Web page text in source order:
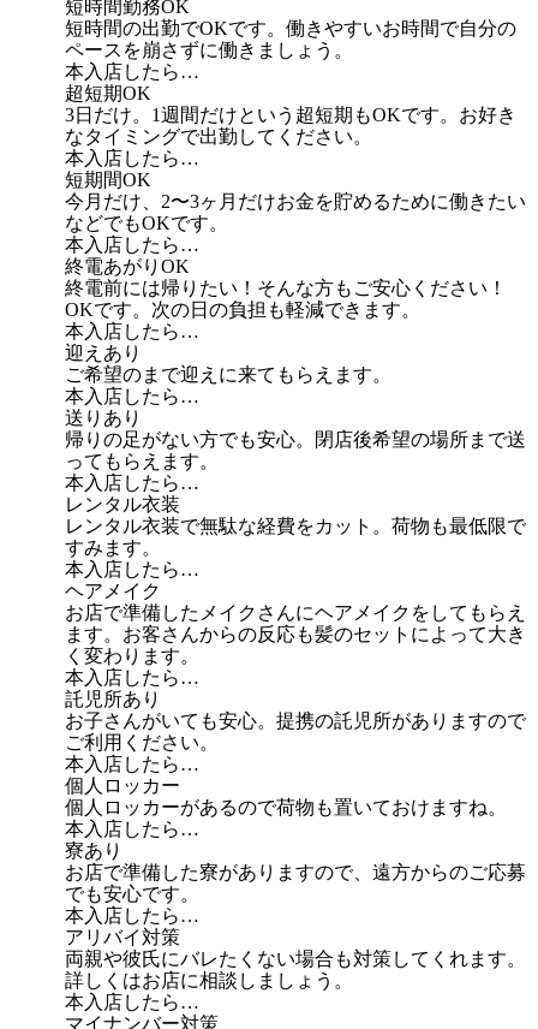
短時間勤務OK
短時間の出勤でOKです。働きやすいお時間で自分の
ペースを崩さずに働きましょう。
本入店したら…
超短期OK
3日だけ。1週間だけという超短期もOKです。お好き
なタイミングで出勤してください。
本入店したら…
短期間OK
今月だけ、2〜3ヶ月だけお金を貯めるために働きたい
などでもOKです。
本入店したら…
終電あがりOK
終電前には帰りたい！そんな方もご安心ください！
OKです。次の日の負担も軽減できます。
本入店したら…
迎えあり
ご希望のまで迎えに来てもらえます。
本入店したら…
送りあり
帰りの足がない方でも安心。閉店後希望の場所まで送
ってもらえます。
本入店したら…
レンタル衣装
レンタル衣装で無駄な経費をカット。荷物も最低限で
すみます。
本入店したら…
ヘアメイク
お店で準備したメイクさんにヘアメイクをしてもらえ
ます。お客さんからの反応も髪のセットによって大き
く変わります。
本入店したら…
託児所あり
お子さんがいても安心。提携の託児所がありますので
ご利用ください。
本入店したら…
個人ロッカー
個人ロッカーがあるので荷物も置いておけますね。
本入店したら…
寮あり
お店で準備した寮がありますので、遠方からのご応募
でも安心です。
本入店したら…
アリバイ対策
両親や彼氏にバレたくない場合も対策してくれます。
詳しくはお店に相談しましょう。
本入店したら…
マイナンバー対策